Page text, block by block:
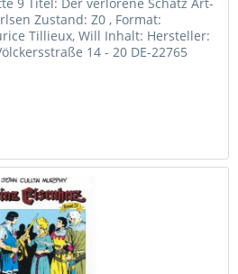
Zustand: Z0 , Format:
Tillieux, Will Inhalt: Hersteller:
14 - 20 DE-22765